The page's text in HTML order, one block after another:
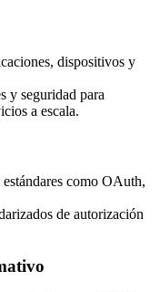
dispositivos y
y seguridad para
a escala.
como OAuth,
de autorización